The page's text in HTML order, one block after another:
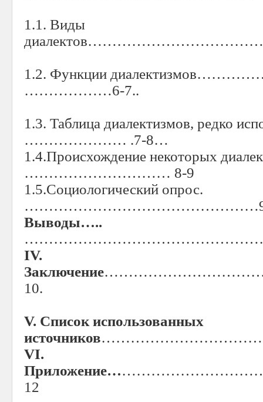
1.1. Виды
1.2. Функции
………………6-7..
1.3. Таблица диалектизмов, редко
………………… .7-8…
1.4.Происхождение некоторых
………………………… 8-9
1.5.Социологический опрос.
Выводы…..
IV.
Заключение
10.
V. Список использованных
источников
VI.
Приложение…
12